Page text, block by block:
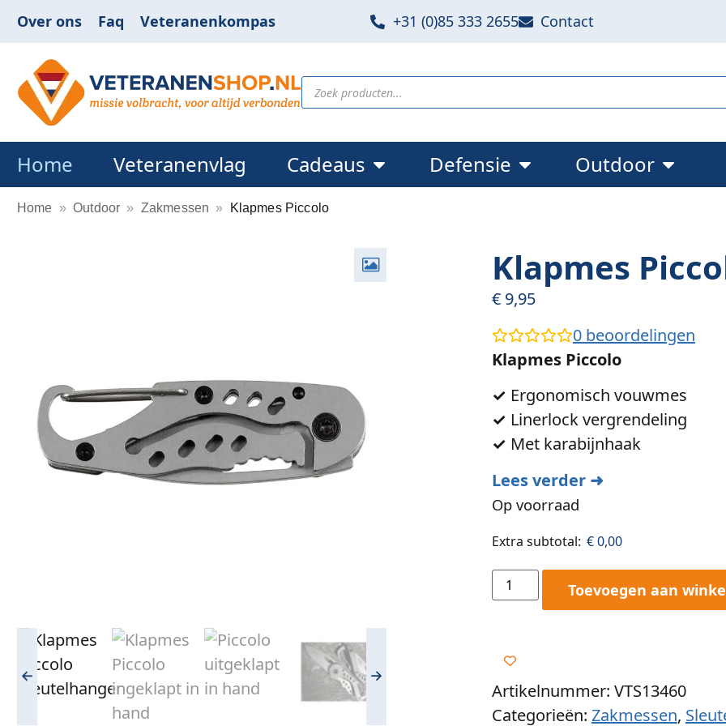
Over ons Faq Veteranenkompas +31 (0)85 333 2655 Contact
Home Veteranenvlag Cadeaus Defensie Outdoor
Home » Outdoor » Zakmessen » Klapmes Piccolo
Klapmes
€9,95
0beoordelingen
Klapmes Piccolo
✓ Ergonomisch vouwmes
✓ Linerlock vergrendeling
✓ Met karabijnhaak
Lees verder ➜
Op voorraad
Extra subtotal: €0,00
Toevoegen aan
Artikelnummer: VTS13460
Categorieën: Zakmessen,